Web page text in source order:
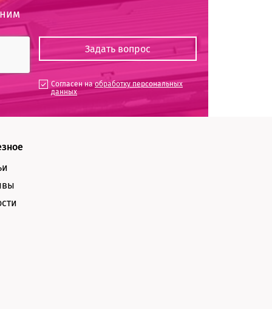
Согласен наобработку персональных
данных